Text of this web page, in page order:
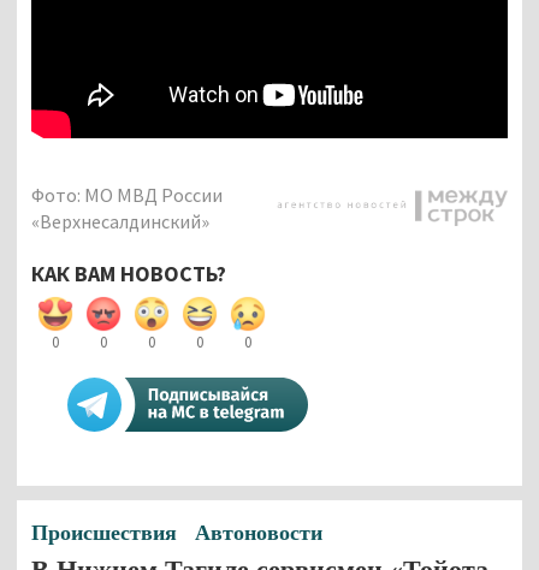
Фото: МО МВД России
«Верхнесалдинский»
КАК ВАМ НОВОСТЬ?
0 0 0 0 0
Происшествия Автоновости